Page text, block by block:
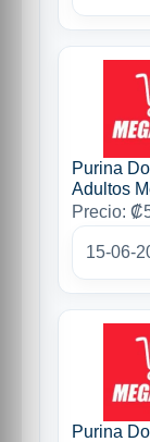
Purina
Adultos
Precio:
15-06-
Purina